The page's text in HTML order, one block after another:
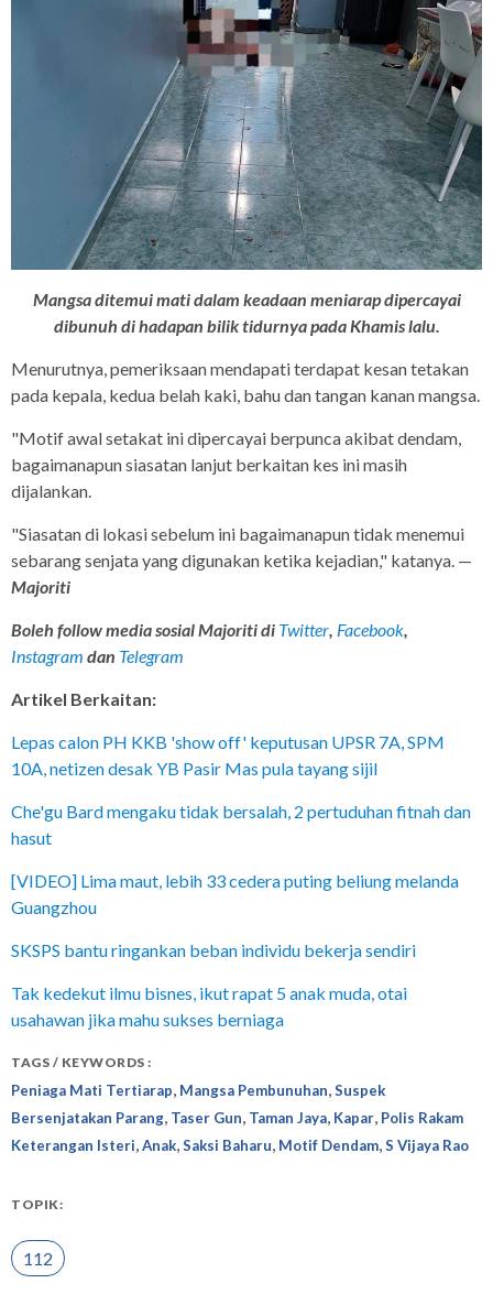
Mangsa ditemui mati dalam keadaan meniarap dipercayai
dibunuh di hadapan bilik tidurnya pada Khamis lalu.
Menurutnya, pemeriksaan mendapati terdapat kesan tetakan
pada kepala, kedua belah kaki, bahu dan tangan kanan mangsa.
"Motif awal setakat ini dipercayai berpunca akibat dendam,
bagaimanapun siasatan lanjut berkaitan kes ini masih
dijalankan.
"Siasatan di lokasi sebelum ini bagaimanapun tidak menemui
sebarang senjata yang digunakan ketika kejadian," katanya. —
Majoriti
Boleh follow media sosial Majoriti di Twitter, Facebook,
Instagram dan Telegram
Artikel Berkaitan:
Lepas calon PH KKB 'show off' keputusan UPSR 7A, SPM
10A, netizen desak YB Pasir Mas pula tayang sijil
Che'gu Bard mengaku tidak bersalah, 2 pertuduhan fitnah dan
hasut
[VIDEO] Lima maut, lebih 33 cedera puting beliung melanda
Guangzhou
SKSPS bantu ringankan beban individu bekerja sendiri
Tak kedekut ilmu bisnes, ikut rapat 5 anak muda, otai
usahawan jika mahu sukses berniaga
TAGS / KEYWORDS :
Peniaga Mati Tertiarap, Mangsa Pembunuhan,Suspek
Bersenjatakan Parang, Taser Gun, Taman Jaya, Kapar, Polis Rakam
Keterangan Isteri,Anak,Saksi Baharu, Motif Dendam,S Vijaya Rao
TOPIK:
112